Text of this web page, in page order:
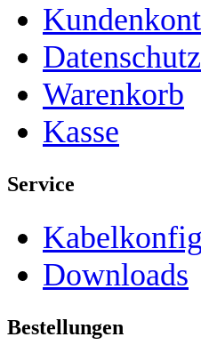
Datenschutz
Warenkorb
Kasse
Service
Downloads
Bestellungen